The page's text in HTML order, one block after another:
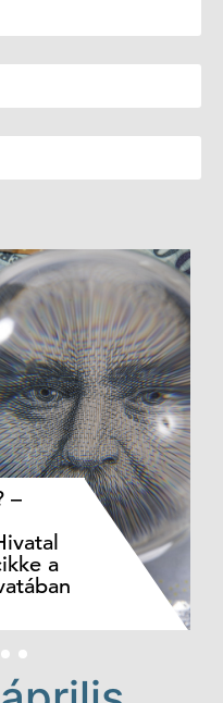
–
a